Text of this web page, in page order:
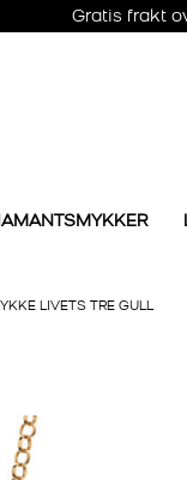
Gratis frakt
LIVETS TRE GULL